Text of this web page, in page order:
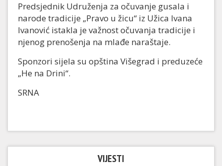
Predsjednik Udruženja za očuvanje gusala i
narode tradicije „Pravo u žicu“ iz Užica Ivana
Ivanović istakla je važnost očuvanja tradicije i
njenog prenošenja na mlađe naraštaje.
Sponzori sijela su opština Višegrad i preduzeće
„He na Drini“.
SRNA
VIJESTI